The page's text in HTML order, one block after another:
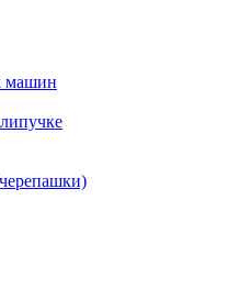
машин